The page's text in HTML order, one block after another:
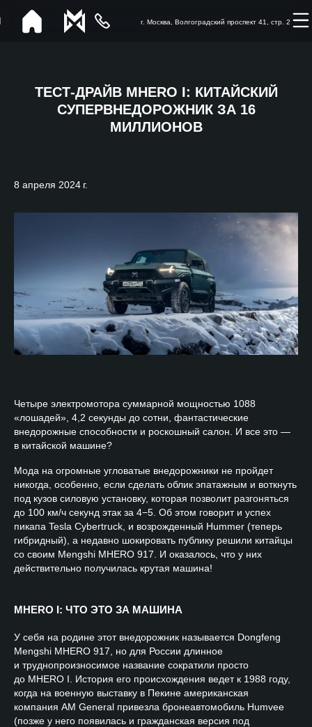
г. Москва, Волгоградский проспект 41, стр. 2
ТЕСТ-ДРАЙВ MHERO I: КИТАЙСКИЙ
СУПЕРВНЕДОРОЖНИК ЗА 16
МИЛЛИОНОВ
8 апреля 2024 г.
Четыре электромотора суммарной мощностью 1088
«лошадей», 4,2 секунды до сотни, фантастические
внедорожные способности и роскошный салон. И все это —
в китайской машине?
Мода на огромные угловатые внедорожники не пройдет
никогда, особенно, если сделать облик эпатажным и воткнуть
под кузов силовую установку, которая позволит разгоняться
до 100 км/ч секунд этак за 4−5. Об этом говорит и успех
пикапа Tesla Cybertruck, и возрожденный Hummer (теперь
гибридный), а недавно шокировать публику решили китайцы
со своим Mengshi MHERO 917. И оказалось, что у них
действительно получилась крутая машина!
MHERO I: ЧТО ЭТО ЗА МАШИНА
У себя на родине этот внедорожник называется Dongfeng
Mengshi MHERO 917, но для России длинное
и труднопроизносимое название сократили просто
до MHERO I. История его происхождения ведет к 1988 году,
когда на военную выставку в Пекине американская
компания AM General привезла бронеавтомобиль Humvee
(позже у него появилась и гражданская версия под